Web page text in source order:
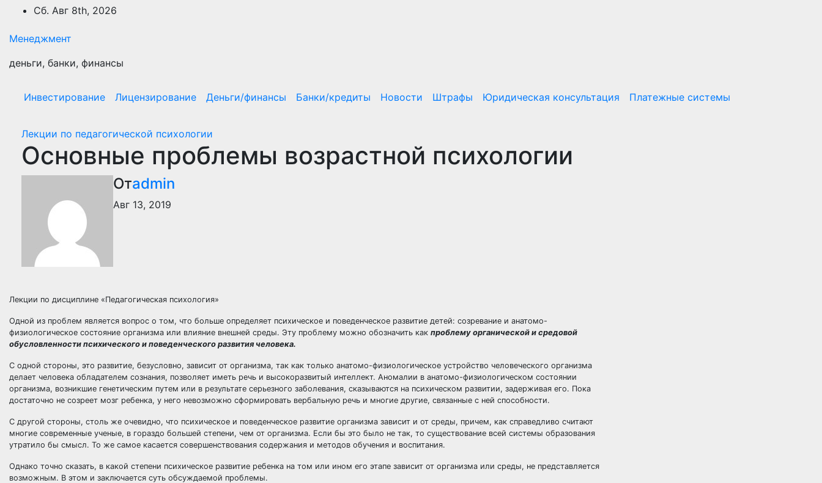
Перейти
содержимому
Сб. Авг 8th, 2026
Менеджмент
деньги, банки, финансы
Инвестирование Лицензирование Деньги/финансы Банки/кредиты Новости Штрафы Юридическая консультация Платежные системы
Лекции по педагогической психологии
Основные проблемы возрастной психологии
Отadmin
Авг 13, 2019
Лекции по дисциплине «Педагогическая психология»
Одной из проблем является вопрос о том, что больше определяет психическое и поведенческое развитие детей: созревание и анатомо-
физиологическое состояние организма или влияние внешней среды. Эту проблему можно обозначить как проблему органической и средовой
обусловленности психического и поведенческого развития человека.
С одной стороны, это развитие, безусловно, зависит от организма, так как только анатомо-физиологическое устройство человеческого организма
делает человека обладателем сознания, позволяет иметь речь и высокоразвитый интеллект. Аномалии в анатомо-физиологическом состоянии
организма, возникшие генетическим путем или в результате серьезного заболевания, сказываются на психическом развитии, задерживая его. Пока
достаточно не созреет мозг ребенка, у него невозможно сформировать вербальную речь и многие другие, связанные с ней способности.
С другой стороны, столь же очевидно, что психическое и поведенческое развитие организма зависит и от среды, причем, как справедливо считают
многие современные ученые, в гораздо большей степени, чем от организма. Если бы это было не так, то существование всей системы образования
утратило бы смысл. То же самое касается совершенствования содержания и методов обучения и воспитания.
Однако точно сказать, в какой степени психическое развитие ребенка на том или ином его этапе зависит от организма или среды, не представляется
возможным. В этом и заключается суть обсуждаемой проблемы.